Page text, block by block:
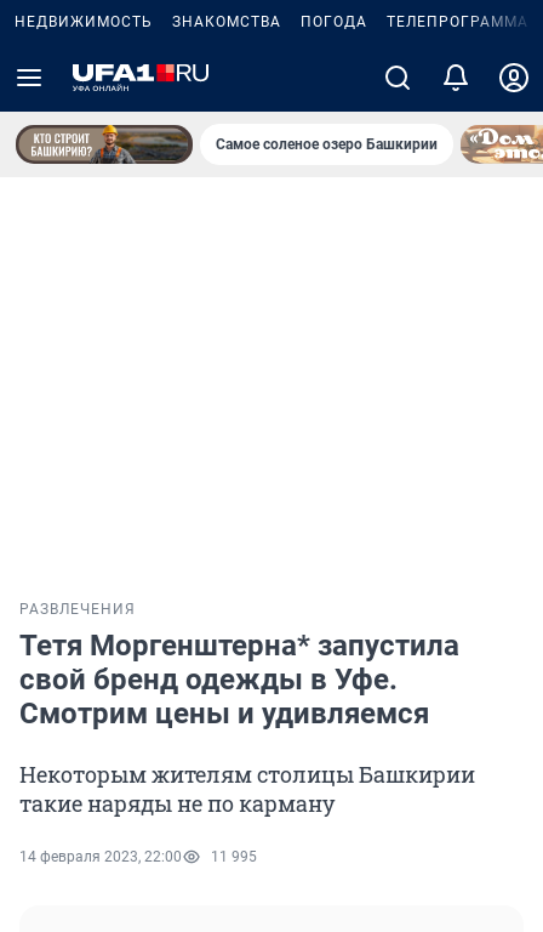
НЕДВИЖИМОСТЬ ЗНАКОМСТВА ПОГОДА ТЕЛЕПРОГРАММА
Самое соленое озеро Башкирии
РАЗВЛЕЧЕНИЯ
Тетя Моргенштерна* запустила
свой бренд одежды в Уфе.
Смотрим цены и удивляемся
Некоторым жителям столицы Башкирии
такие наряды не по карману
14 февраля 2023, 22:00 11 995